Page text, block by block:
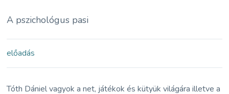
A pszichológus pasi
előadás
Tóth Dániel vagyok a net, játékok és kütyük világára illetve a